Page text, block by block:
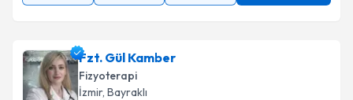
Fzt. Gül Kamber
Fizyoterapi
İzmir, Bayraklı